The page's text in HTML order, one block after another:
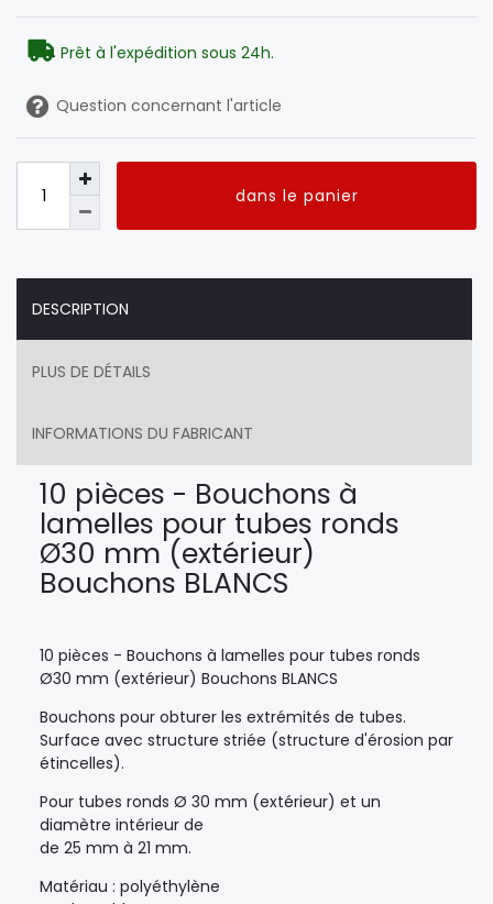
Prêt à l'expédition sous 24h.
Question concernant l'article
dans le panier
DESCRIPTION
PLUS DE DÉTAILS
INFORMATIONS DU FABRICANT
10 pièces - Bouchons à
lamelles pour tubes ronds
Ø30 mm (extérieur)
Bouchons BLANCS
10 pièces - Bouchons à lamelles pour tubes ronds
Ø30 mm (extérieur) Bouchons BLANCS
Bouchons pour obturer les extrémités de tubes.
Surface avec structure striée (structure d'érosion par
étincelles).
Pour tubes ronds Ø 30 mm (extérieur) et un
diamètre intérieur de
de 25 mm à 21 mm.
Matériau : polyéthylène